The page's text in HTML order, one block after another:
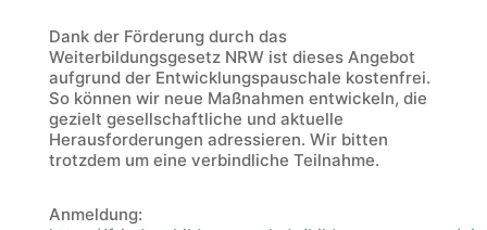
Dank der Förderung durch das
Weiterbildungsgesetz NRW ist dieses Angebot
aufgrund der Entwicklungspauschale kostenfrei.
So können wir neue Maßnahmen entwickeln, die
gezielt gesellschaftliche und aktuelle
Herausforderungen adressieren. Wir bitten
trotzdem um eine verbindliche Teilnahme.
Anmeldung: